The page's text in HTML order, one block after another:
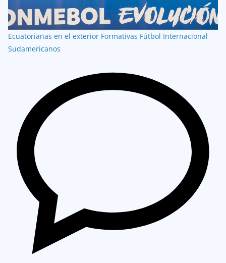
Ecuatorianas en el exterior Formativas Fútbol Internacional
Sudamericanos